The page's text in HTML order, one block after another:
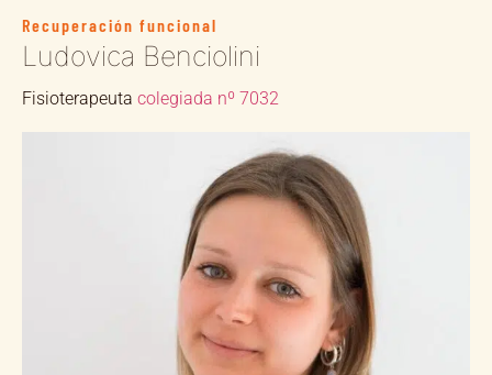
Recuperación funcional
Ludovica Benciolini
Fisioterapeuta colegiada nº 7032